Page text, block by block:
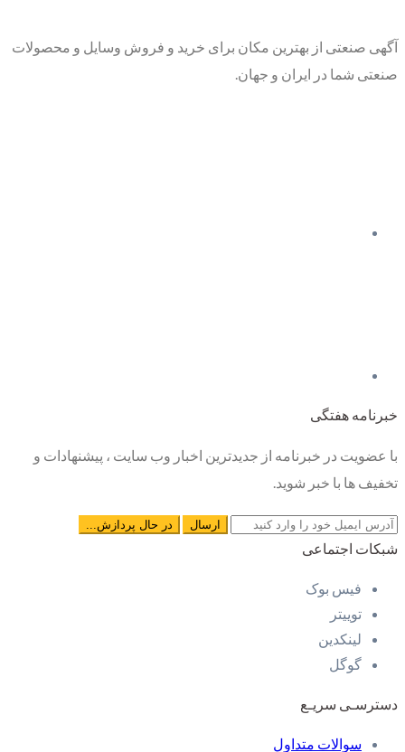
آگهی صنعتی از بهترین مکان برای خرید و فروش وسایل و محصولات
صنعتی شما در ایران و جهان.
خبرنامه هفتگی
با عضویت در خبرنامه از جدیدترین اخبار وب سایت ، پیشنهادات و
تخفیف ها با خبر شوید.
شبکات اجتماعی
فیس بوک
توییتر
لینکدین
گوگل
دسترسـی سریـع
سوالات متداول